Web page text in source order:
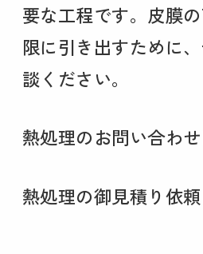
要な工程です。皮膜
限に引き出すために
談ください。
熱処理のお問い合わ
熱処理の御見積り依